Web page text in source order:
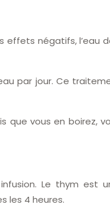
négatifs, l’eau
par jour. Ce
que vous en boirez,
Le thym est
les 4 heures.